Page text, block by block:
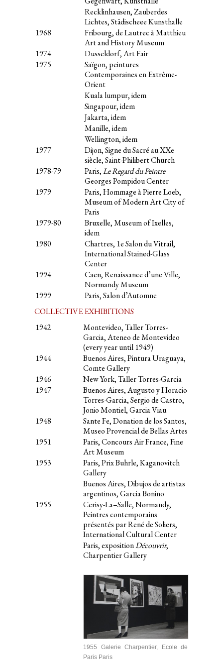
Recklinhausen, Zauberdes
Lichtes, Städischeee Kunsthalle
1968
Fribourg, de Lautrec à Matthieu
Art and History Museum
1974
Dusseldorf, Art Fair
1975
Saïgon, peintures
Contemporaines en Extrême-
Orient
Kuala lumpur, idem
Singapour, idem
Jakarta, idem
Manille, idem
Wellington, idem
1977
Dijon, Signe du Sacré au XXe
siècle, Saint-Philibert Church
1978-79
Paris,Le Regard du Peintre
Georges Pompidou Center
1979
Paris, Hommage à Pierre Loeb,
Museum of Modern Art City of
Paris
1979-80
Bruxelle, Museum of Ixelles,
idem
1980
Chartres, 1e Salon du Vitrail,
International Stained-Glass
Center
1994
Caen, Renaissance d’une Ville,
Normandy Museum
1999
Paris, Salon d’Automne
COLLECTIVE EXHIBITIONS
1942
Montevideo, Taller Torres-
Garcia, Ateneo de Montevideo
(every year until 1949)
1944
Buenos Aires, Pintura Uraguaya,
Comte Gallery
1946
New York, Taller Torres-Garcia
1947
Buenos Aires, Augusto y Horacio
Torres-Garcia, Sergio de Castro,
Jonio Montiel, Garcia Viau
1948
Sante Fe, Donation de los Santos,
Museo Provencial de Bellas Artes
1951
Paris, Concours Air France, Fine
Art Museum
1953
Paris, Prix Buhrle, Kaganovitch
Gallery
Buenos Aires, Dibujos de artistas
argentinos, Garcia Bonino
1955
Cerisy-La–Salle, Normandy,
Peintres contemporains
présentés par René de Soliers,
International Cultural Center
Paris, expositionDécouvrir,
Charpentier Gallery
1955 Galerie Charpentier, Ecole de
Paris Paris